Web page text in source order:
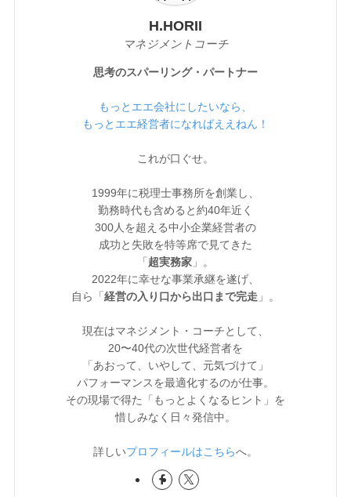
H.HORII
マネジメントコーチ
思考のスパーリング・パートナー
もっとエエ会社にしたいなら、
もっとエエ経営者になればええねん！
これが口ぐせ。
1999年に税理士事務所を創業し、
勤務時代も含めると約40年近く
300人を超える中小企業経営者の
成功と失敗を特等席で見てきた
「 超実務家 」。
2022年に幸せな事業承継を遂げ、
自ら「 経営の入り口から出口まで完走 」。
現在はマネジメント・コーチとして、
20〜40代の次世代経営者を
「あおって、いやして、元気づけて」
パフォーマンスを最適化するのが仕事。
その現場で得た「もっとよくなるヒント」を
惜しみなく日々発信中。
詳しいプロフィールはこちらへ。